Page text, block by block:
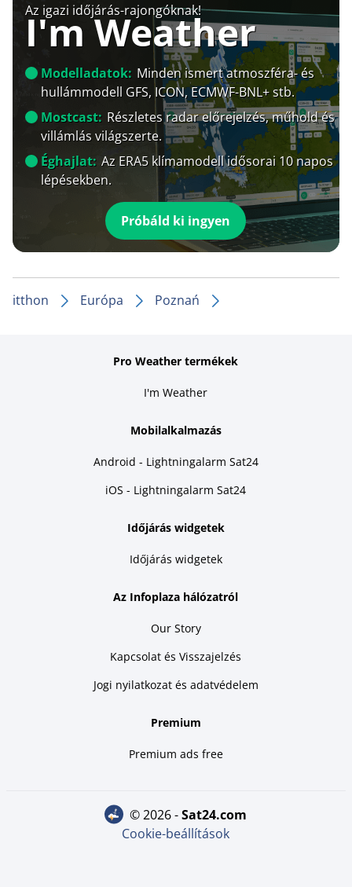
Az igazi időjárás-rajongóknak!
I'm Weather
Modelladatok: Minden ismert atmoszféra- és
hullámmodell GFS, ICON, ECMWF-BNL+ stb.
Mostcast: Részletes radar előrejelzés, műhold és
villámlás világszerte.
Éghajlat: Az ERA5 klímamodell idősorai 10 napos
lépésekben.
Próbáld ki ingyen
itthon Európa Poznań
Pro Weather termékek
I'm Weather
Mobilalkalmazás
Android - Lightningalarm Sat24
iOS - Lightningalarm Sat24
Időjárás widgetek
Időjárás widgetek
Az Infoplaza hálózatról
Our Story
Kapcsolat és Visszajelzés
Jogi nyilatkozat és adatvédelem
Premium
Premium ads free
© 2026 - sat24.com
Cookie-beállítások